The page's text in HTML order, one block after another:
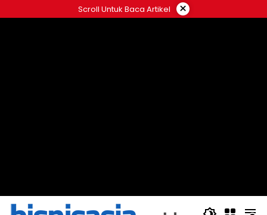
ke
Scroll Untuk Baca Artikel ×